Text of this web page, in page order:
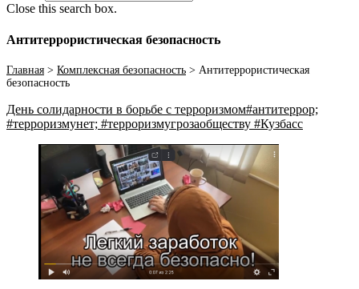
Close this search box.
Антитеррористическая безопасность
Главная > Комплексная безопасность > Антитеррористическая
безопасность
День солидарности в борьбе с терроризмом#антитеррор;
#терроризмунет; #терроризмугрозаобществу #Кузбасс